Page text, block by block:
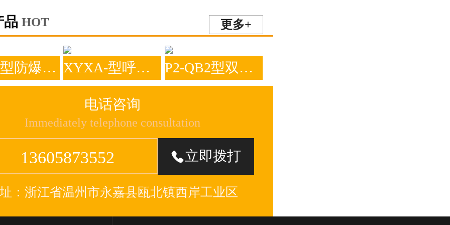
品 HOT 更多+
ZFQ-1型防爆阻火呼吸阀 XYXA-型呼吸人孔 P2-QB2型双口排（进）气阀
电话咨询
Immediately telephone consultation
13605873552 立即拨打
：浙江省温州市永嘉县瓯北镇西岸工业区